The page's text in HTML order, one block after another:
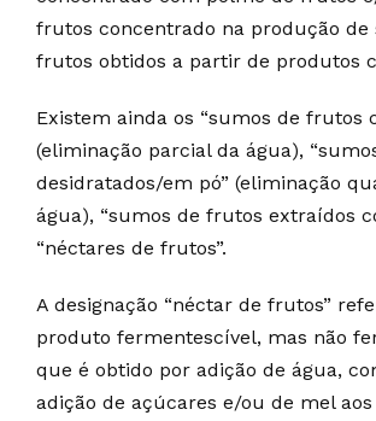
frutos concentrado na produção de
frutos obtidos a partir de produtos
Existem ainda os “sumos de frutos
(eliminação parcial da água),
desidratados/em pó” (eliminação
água), “sumos de frutos extraídos
“néctares de frutos”.
A designação “néctar de frutos”
produto fermentescível, mas não
que é obtido por adição de água,
adição de açúcares e/ou de mel